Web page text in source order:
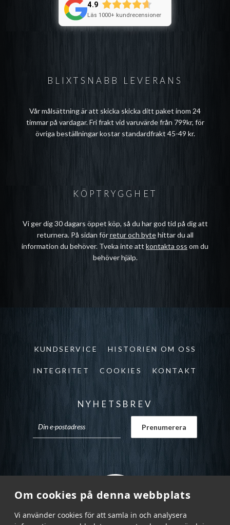
Om cookies på denna webbplats
Vi använder cookies för att samla in och analysera
BLIXTSNABB LEVERANS
Vår målsättning är att skicka skicka ditt paket inom 24
timmar på vardagar. Fri frakt vid varuvärde från 799kr, för
övriga beställningar kostar standardfrakt 45-49 kr.
4.9
Läs 1000+ kundrecensioner
KÖPTRYGGHET
Vi ger dig 30 dagars öppet köp, så du har god tid på dig att
returnera. På sidan förretur och bytehittar du all
information du behöver. Tveka inte att kontakta oss om du
behöver hjälp.
KUNDSERVICE HISTORIEN OM OSS
INTEGRITET COOKIES KONTAKT
NYHETSBREV